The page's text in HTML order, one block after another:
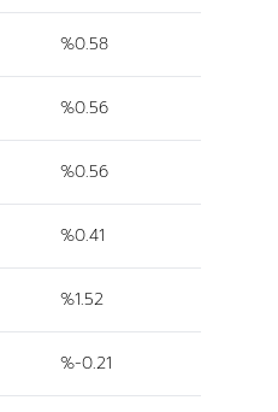
%0.58
%0.56
%0.56
%0.41
%1.52
%-0.21